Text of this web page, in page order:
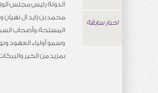
الدولة رئيس مجلس
محمد بن زايد آل نهيان
المسلحة، وأصحاب
وسمو أولياء العهود
بمزيد من الخير
اخبار سابقة